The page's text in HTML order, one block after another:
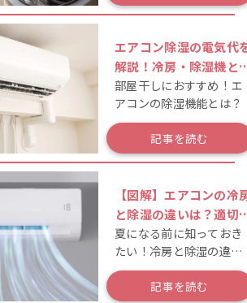
エアコン除湿の電気代
解説！冷房・除湿機と
料金比較や節約法も
部屋干しにおすすめ！エ
アコンの除湿機能とは？
記事を読む
【図解】エアコンの冷
と除湿の違いは？適切
使い分けや電気代を比
夏になる前に知っておき
たい！冷房と除湿の違い
を比較
記事を読む